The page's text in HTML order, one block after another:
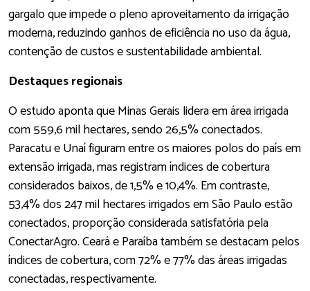
gargalo que impede o pleno aproveitamento da irrigação
moderna, reduzindo ganhos de eficiência no uso da água,
contenção de custos e sustentabilidade ambiental.
Destaques regionais
O estudo aponta que Minas Gerais lidera em área irrigada
com 559,6 mil hectares, sendo 26,5% conectados.
Paracatu e Unaí figuram entre os maiores polos do país em
extensão irrigada, mas registram índices de cobertura
considerados baixos, de 1,5% e 10,4%. Em contraste,
53,4% dos 247 mil hectares irrigados em São Paulo estão
conectados, proporção considerada satisfatória pela
ConectarAgro. Ceará e Paraíba também se destacam pelos
índices de cobertura, com 72% e 77% das áreas irrigadas
conectadas, respectivamente.